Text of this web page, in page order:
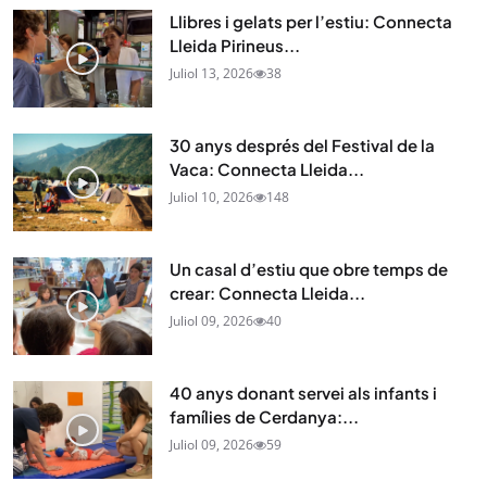
Llibres i gelats per l’estiu: Connecta
Lleida Pirineus...
Juliol 13, 2026 38
30 anys després del Festival de la
Vaca: Connecta Lleida...
Juliol 10, 2026 148
Un casal d’estiu que obre temps de
crear: Connecta Lleida...
Juliol 09, 2026 40
40 anys donant servei als infants i
famílies de Cerdanya:...
Juliol 09, 2026 59